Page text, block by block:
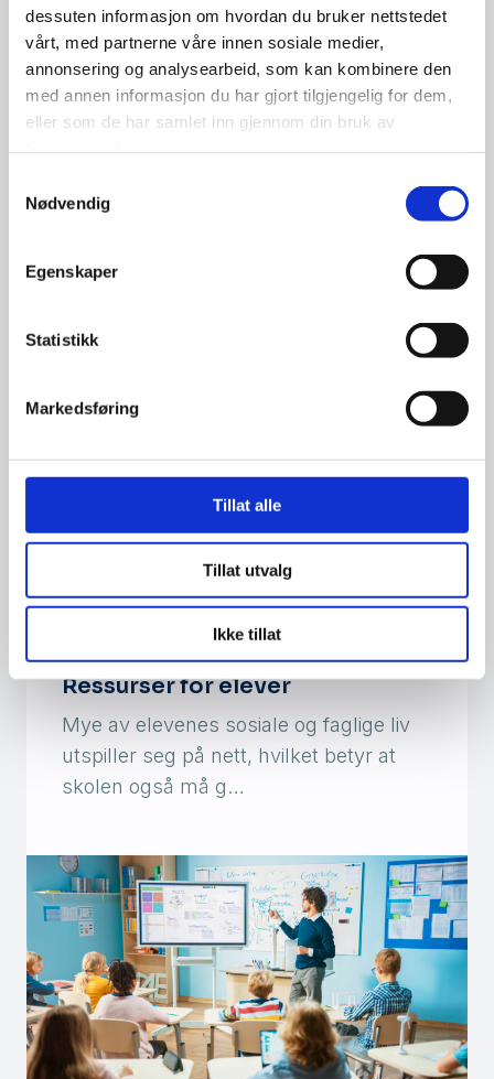
dessuten informasjon om hvordan du bruker nettstedet
vårt, med partnerne våre innen sosiale medier,
annonsering og analysearbeid, som kan kombinere den
med annen informasjon du har gjort tilgjengelig for dem,
eller som de har samlet inn gjennom din bruk av
Nødvendig
Egenskaper
Statistikk
Markedsføring
Tillat alle
Tillat utvalg
Ikke tillat
Om undervisning av digital
dømmekraft og digital
sikkerhetskultur
barna til å mestre livet sitt og forberede
Ressurser for elever
Mye av elevenes sosiale og faglige liv
utspiller seg på nett, hvilket betyr at
skolen også må g…